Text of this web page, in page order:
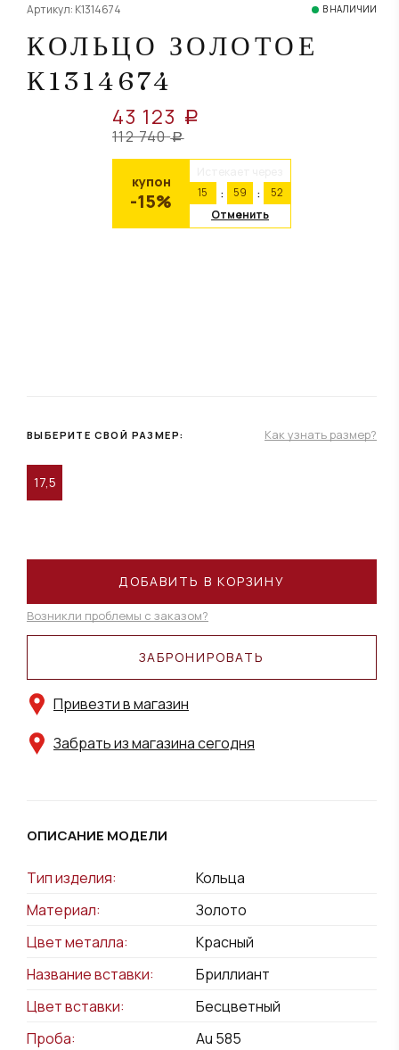
Артикул: К1314674 В НАЛИЧИИ
КОЛЬЦО ЗОЛОТОЕ
К1314674
43 123 a
112 740 a
купон
-15%
15
59
52
Отменить
ВЫБЕРИТЕ СВОЙ РАЗМЕР: Как узнать размер?
17,5
ЗАБРОНИРОВАТЬ
Привезти в магазин
Забрать из магазина сегодня
ДОБАВИТЬ В КОРЗИНУ
Возникли проблемы с заказом?
ОПИСАНИЕ МОДЕЛИ
Тип изделия:
Кольца
Материал:
Золото
Цвет металла:
Красный
Название вставки:
Бриллиант
Цвет вставки:
Бесцветный
Проба:
Au 585